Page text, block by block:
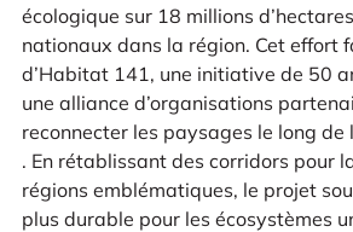
écologique sur 18 millions
nationaux dans la région. Cet effort
d’Habitat 141, une initiative de 50
une alliance d’organisations
reconnecter les paysages le long
. En rétablissant des corridors pour
régions emblématiques, le projet
plus durable pour les écosystèmes